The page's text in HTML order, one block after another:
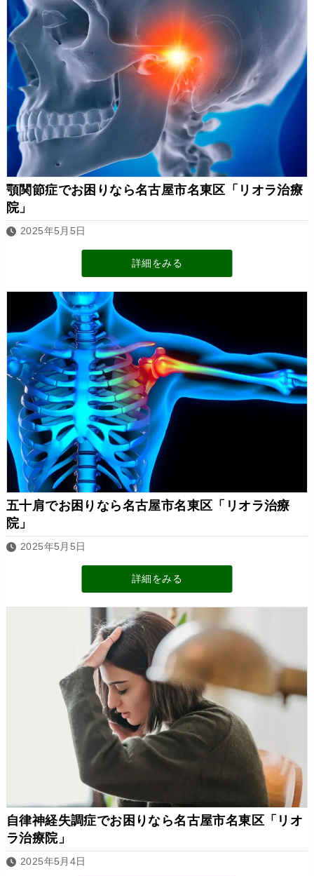
顎関節症でお困りなら名古屋市名東区「リオラ治療
院」
2025年5月5日
詳細をみる
五十肩でお困りなら名古屋市名東区「リオラ治療
院」
2025年5月5日
詳細をみる
自律神経失調症でお困りなら名古屋市名東区「リオ
ラ治療院」
2025年5月4日